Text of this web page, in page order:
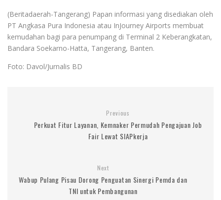
(Beritadaerah-Tangerang) Papan informasi yang disediakan oleh
PT Angkasa Pura Indonesia atau InJourney Airports membuat
kemudahan bagi para penumpang di Terminal 2 Keberangkatan,
Bandara Soekarno-Hatta, Tangerang, Banten.
Foto: Davol/Jurnalis BD
Previous
Perkuat Fitur Layanan, Kemnaker Permudah Pengajuan Job
Fair Lewat SIAPkerja
Next
Wabup Pulang Pisau Dorong Penguatan Sinergi Pemda dan
TNI untuk Pembangunan